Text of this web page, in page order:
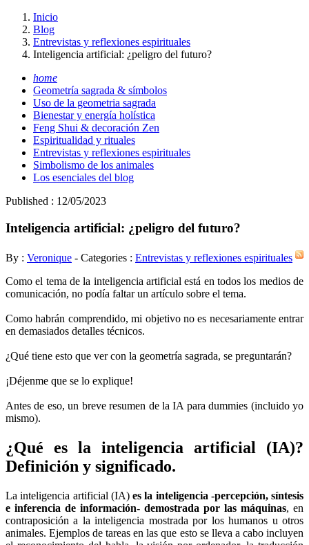
Inicio
Blog
Entrevistas y reflexiones espirituales
Inteligencia artificial: ¿peligro del futuro?
home
Geometría sagrada & símbolos
Uso de la geometria sagrada
Bienestar y energía holística
Feng Shui & decoración Zen
Espiritualidad y rituales
Entrevistas y reflexiones espirituales
Simbolismo de los animales
Los esenciales del blog
Published : 12/05/2023
Inteligencia artificial: ¿peligro del futuro?
By : Veronique - Categories : Entrevistas y reflexiones espirituales
Como el tema de la inteligencia artificial está en todos los medios de
comunicación, no podía faltar un artículo sobre el tema.
Como habrán comprendido, mi objetivo no es necesariamente entrar
en demasiados detalles técnicos.
¿Qué tiene esto que ver con la geometría sagrada, se preguntarán?
¡Déjenme que se lo explique!
Antes de eso, un breve resumen de la IA para dummies (incluido yo
mismo).
¿Qué es la inteligencia artificial (IA)?
Definición y significado.
La inteligencia artificial (IA) es la inteligencia -percepción, síntesis
e inferencia de información- demostrada por las máquinas, en
contraposición a la inteligencia mostrada por los humanos u otros
animales. Ejemplos de tareas en las que esto se lleva a cabo incluyen